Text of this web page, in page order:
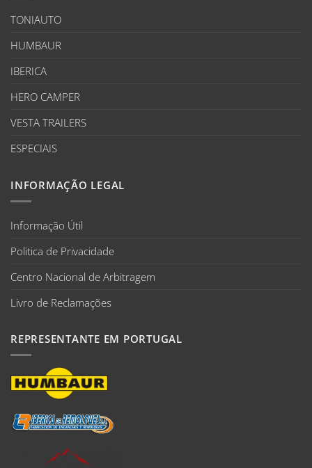
TONIAUTO
HUMBAUR
IBERICA
HERO CAMPER
VESTA TRAILERS
ESPECIAIS
INFORMAÇÃO LEGAL
Informação Útil
Politica de Privacidade
Centro Nacional de Arbitragem
Livro de Reclamações
REPRESENTANTE EM PORTUGAL